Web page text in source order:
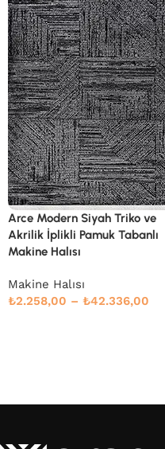
Busso Çerçeveli Gri Triko ve
Akrilik İplikli Pamuk Tabanlı
Makine Halısı
Makine Halısı
₺4.234,00 –₺20.462,00